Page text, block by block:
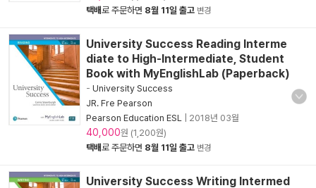
택배로 주문하면 8월 11일 출고 변경
University Success Reading Interme
diate to High-Intermediate, Student
Book with MyEnglishLab (Paperback)
- University Success
JR. Fre Pearson
Pearson Education ESL
2018년 03월
40,000원 (1,200원)
택배로 주문하면 8월 11일 출고 변경
University Success Writing Intermed